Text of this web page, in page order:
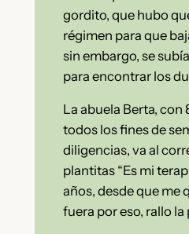
gordito, que hubo
régimen para que
sin embargo, se
para encontrar los
La abuela Berta, con
todos los fines de
diligencias, va al
plantitas “Es mi
años, desde que me
fuera por eso, rallo la